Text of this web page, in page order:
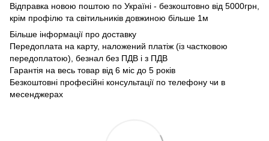
Відправка новою поштою по Україні - безкоштовно від 5000грн,
крім профілю та світильників довжиною більше 1м
Більше інформації про доставку
Передоплата на карту, наложений платіж (із частковою
передоплатою), безнал без ПДВ і з ПДВ
Гарантія на весь товар від 6 міс до 5 років
Безкоштовні професійні консультації по телефону чи в
месенджерах